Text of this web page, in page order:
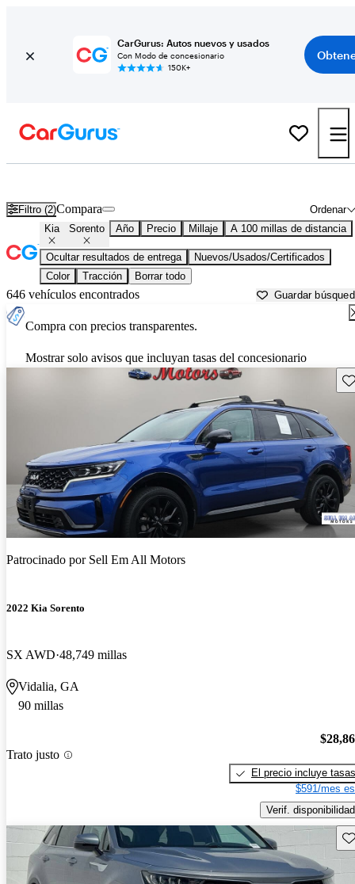
CarGurus: Autos nuevos y usados
Con Modo de concesionario
150K+
Filtro (2) Ordenar
Compara
Kia Sorento Año Precio Millaje A 100 millas de distancia
Ocultar resultados de entrega
Nuevos/Usados/Certificados
Color
Tracción Borrar todo
646 vehículos encontrados Guardar
Compra con precios transparentes.
Mostrar solo avisos que incluyan tasas del concesionario
Patrocinado por Sell Em All Motors
2022 Kia Sorento
SX AWD 48,749 millas
Vidalia, GA
90 millas
Trato justo
El precio incluye tasas
$591/mes
Verif. disponibilidad